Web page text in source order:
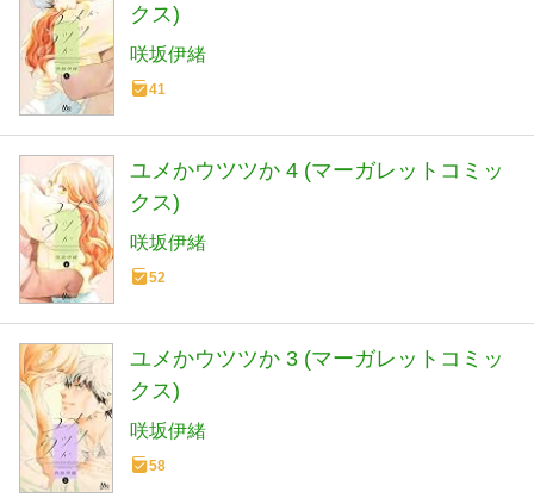
クス)
咲坂伊緒
41
ユメかウツツか 4 (マーガレットコミッ
クス)
咲坂伊緒
52
ユメかウツツか 3 (マーガレットコミッ
クス)
咲坂伊緒
58